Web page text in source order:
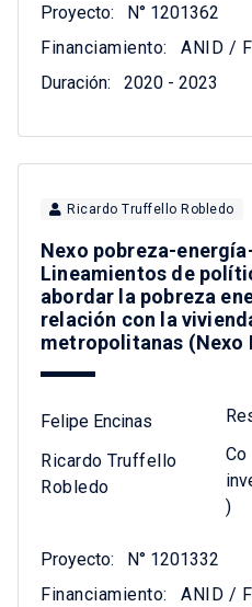
Proyecto:
N° 1201362
Financiamiento:
ANID /
Duración:
2020 - 2023
Ricardo Truffello Robledo
Nexo pobreza-
Lineamientos de
abordar la pobreza
relación con la
metropolitanas (Nexo
Felipe Encinas
Ricardo Truffello
Robledo
Co
)
Proyecto:
N° 1201332
Financiamiento:
ANID /